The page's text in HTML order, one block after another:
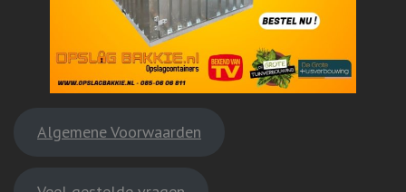
Algemene Voorwaarden